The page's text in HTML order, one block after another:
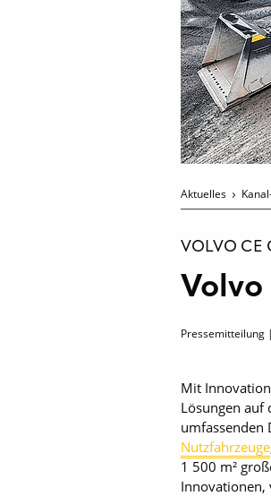
Aktuelles
VOLVO CE
Pressemitteilung
Mit
Lösungen auf
umfassenden
Nutzfahrzeuge
1 500 m²
Innovationen,